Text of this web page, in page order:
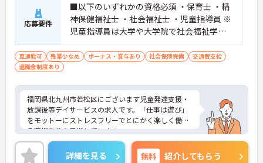
応募要件
■以下のいずれかの資格必須 ・保育士 ・精
神保健福祉士 ・社会福祉士 ・児童指導員 ※
児童指導員は大学や大学院で社会福祉学・
心理学・教育学・社会学のいずれかを専修
する学科や研究科を修了している方、幼稚
有している方、児童福祉施設で2年（最終学
歴が中卒の方は3年以上）の実務経験がある
方が対象です ■経験不問 ■普通自動車運転
免許（AT限定可）あれば尚可
車通勤可 残業少なめ ボーナス・賞与あり 社会保険完備
交通費支給
退職金制度あり
福岡県北九州市若松区にございます児童発達支援・
放課後等デイサービスの求人です。「仕事は遊び」
をモットーにストレスフリーでとにかく楽しく働け
る職場作りを目指しています。
詳細を見る 無料 紹介してもらう